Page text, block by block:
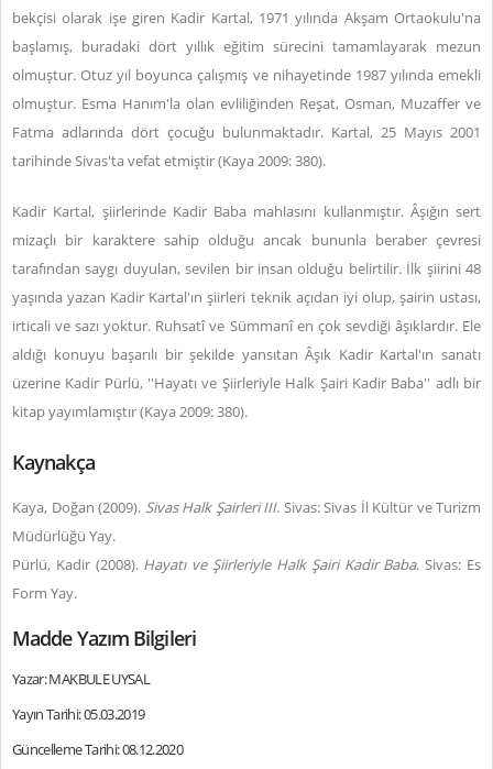
bekçisi olarak işe giren Kadir Kartal, 1971 yılında Akşam Ortaokulu'na
başlamış, buradaki dört yıllık eğitim sürecini tamamlayarak mezun
olmuştur. Otuz yıl boyunca çalışmış ve nihayetinde 1987 yılında emekli
olmuştur. Esma Hanım'la olan evliliğinden Reşat, Osman, Muzaffer ve
Fatma adlarında dört çocuğu bulunmaktadır. Kartal, 25 Mayıs 2001
tarihinde Sivas'ta vefat etmiştir (Kaya 2009: 380).
Kadir Kartal, şiirlerinde Kadir Baba mahlasını kullanmıştır. Âşığın sert
mizaçlı bir karaktere sahip olduğu ancak bununla beraber çevresi
tarafından saygı duyulan, sevilen bir insan olduğu belirtilir. İlk şiirini 48
yaşında yazan Kadir Kartal'ın şiirleri teknik açıdan iyi olup, şairin ustası,
irticali ve sazı yoktur. Ruhsatî ve Sümmanî en çok sevdiği âşıklardır. Ele
aldığı konuyu başarılı bir şekilde yansıtan Âşık Kadir Kartal'ın sanatı
üzerine Kadir Pürlü, ''Hayatı ve Şiirleriyle Halk Şairi Kadir Baba'' adlı bir
kitap yayımlamıştır (Kaya 2009: 380).
Kaynakça
Kaya, Doğan (2009). Sivas Halk Şairleri III. Sivas: Sivas İl Kültür ve Turizm
Müdürlüğü Yay.
Pürlü, Kadir (2008). Hayatı ve Şiirleriyle Halk Şairi Kadir Baba. Sivas: Es
Form Yay.
Madde Yazım Bilgileri
Yazar: MAKBULE UYSAL
Yayın Tarihi: 05.03.2019
Güncelleme Tarihi: 08.12.2020